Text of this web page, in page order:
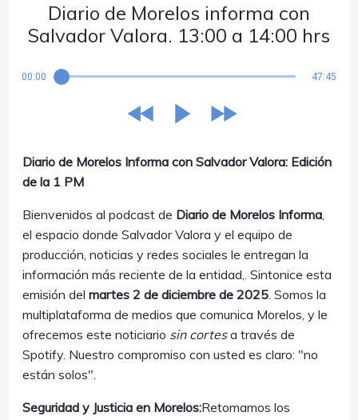
Diario de Morelos informa con
Salvador Valora. 13:00 a 14:00 hrs
00:00 47:45
Diario de Morelos Informa con Salvador Valora: Edición
de la 1 PM
Bienvenidos al podcast de Diario de Morelos Informa,
el espacio donde Salvador Valora y el equipo de
producción, noticias y redes sociales le entregan la
información más reciente de la entidad,. Sintonice esta
emisión del martes 2 de diciembre de 2025. Somos la
multiplataforma de medios que comunica Morelos, y le
ofrecemos este noticiario sin cortesa través de
Spotify. Nuestro compromiso con usted es claro: "no
están solos".
Seguridad y Justicia en Morelos:Retomamos los